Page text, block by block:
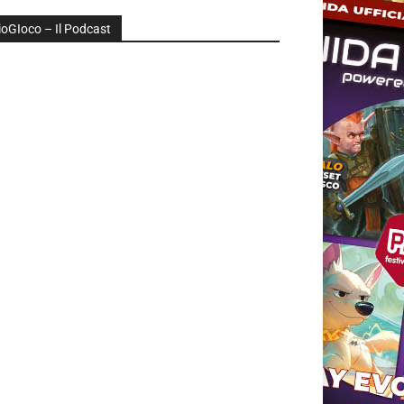
ioGIoco – Il Podcast